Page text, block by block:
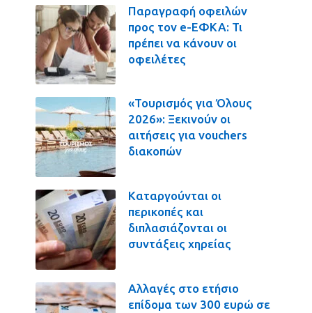
Παραγραφή οφειλών
προς τον e-ΕΦΚΑ: Τι
πρέπει να κάνουν οι
οφειλέτες
«Τουρισμός για Όλους
2026»: Ξεκινούν οι
αιτήσεις για vouchers
διακοπών
Καταργούνται οι
περικοπές και
διπλασιάζονται οι
συντάξεις χηρείας
Αλλαγές στο ετήσιο
επίδομα των 300 ευρώ σε